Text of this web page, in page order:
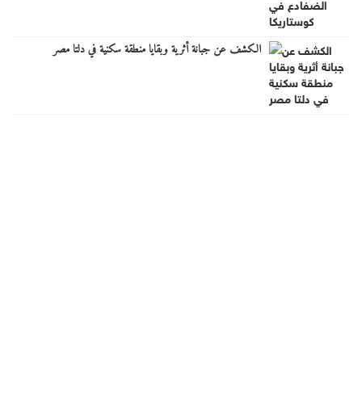
الكشف عن جبانة أثرية وبقايا منطقة سكنية في دلتا مصر